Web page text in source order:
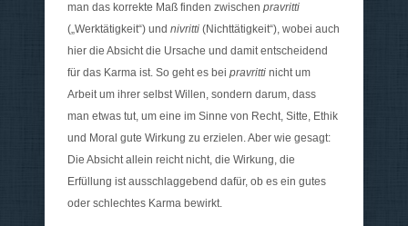
man das korrekte Maß finden zwischen pravritti
(„Werktätigkeit“) und nivritti (Nichttätigkeit“), wobei auch
hier die Absicht die Ursache und damit entscheidend
für das Karma ist. So geht es bei pravritti nicht um
Arbeit um ihrer selbst Willen, sondern darum, dass
man etwas tut, um eine im Sinne von Recht, Sitte, Ethik
und Moral gute Wirkung zu erzielen. Aber wie gesagt:
Die Absicht allein reicht nicht, die Wirkung, die
Erfüllung ist ausschlaggebend dafür, ob es ein gutes
oder schlechtes Karma bewirkt.